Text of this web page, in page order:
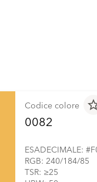
Codice colore
0082
ESADECIMALE:
RGB: 240/184/85
TSR: ≥25